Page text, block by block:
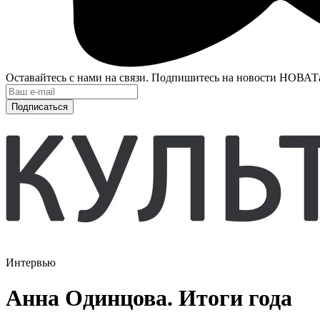
Оставайтесь с нами на связи. Подпишитесь на новости
Подписаться
Интервью
Анна Одинцова. Итоги года